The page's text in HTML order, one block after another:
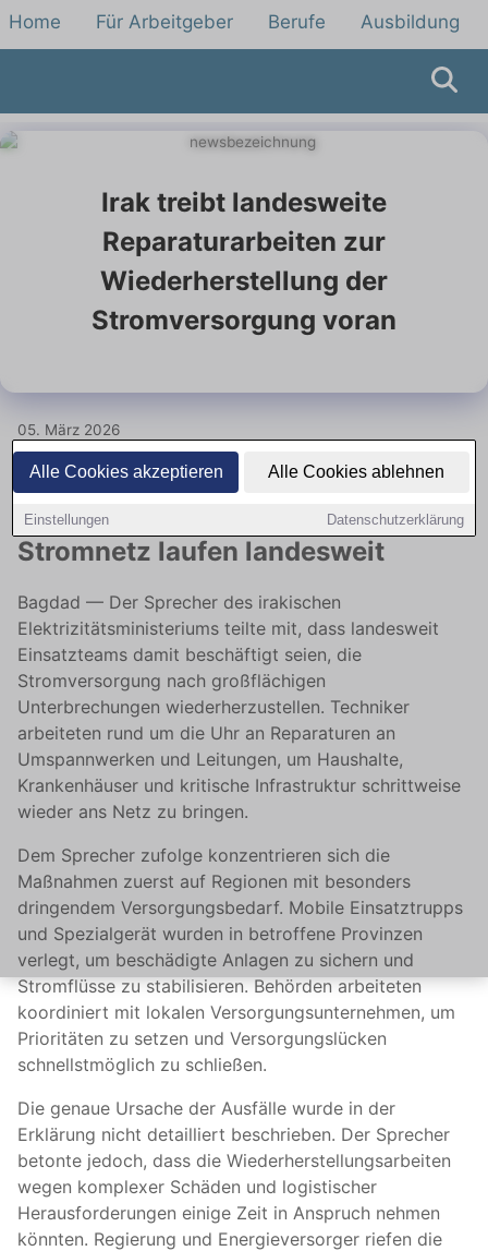
Alle Cookies akzeptieren Alle Cookies ablehnen
Einstellungen Datenschutzerklärung
Home Für Arbeitgeber Berufe Ausbildung
Irak treibt landesweite
Reparaturarbeiten zur
Wiederherstellung der
Stromversorgung voran
05. März 2026
Wiederherstellungsarbeiten am
Stromnetz laufen landesweit
Bagdad — Der Sprecher des irakischen
Elektrizitätsministeriums teilte mit, dass landesweit
Einsatzteams damit beschäftigt seien, die
Stromversorgung nach großflächigen
Unterbrechungen wiederherzustellen. Techniker
arbeiteten rund um die Uhr an Reparaturen an
Umspannwerken und Leitungen, um Haushalte,
Krankenhäuser und kritische Infrastruktur schrittweise
wieder ans Netz zu bringen.
Dem Sprecher zufolge konzentrieren sich die
Maßnahmen zuerst auf Regionen mit besonders
dringendem Versorgungsbedarf. Mobile Einsatztrupps
und Spezialgerät wurden in betroffene Provinzen
verlegt, um beschädigte Anlagen zu sichern und
Stromflüsse zu stabilisieren. Behörden arbeiteten
koordiniert mit lokalen Versorgungsunternehmen, um
Prioritäten zu setzen und Versorgungslücken
schnellstmöglich zu schließen.
Die genaue Ursache der Ausfälle wurde in der
Erklärung nicht detailliert beschrieben. Der Sprecher
betonte jedoch, dass die Wiederherstellungsarbeiten
wegen komplexer Schäden und logistischer
Herausforderungen einige Zeit in Anspruch nehmen
könnten. Regierung und Energieversorger riefen die